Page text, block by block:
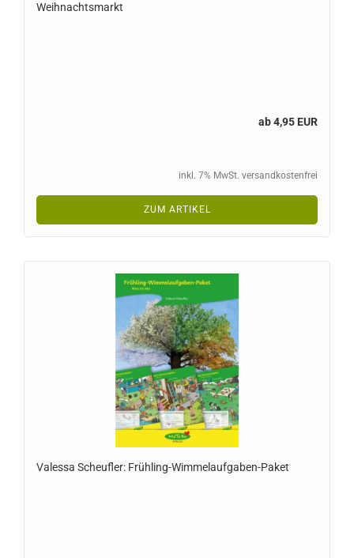
Weihnachtsmarkt
ab 4,95 EUR
inkl. 7% MwSt. versandkostenfrei
ZUM ARTIKEL
Valessa Scheufler: Frühling-Wimmelaufgaben-Paket